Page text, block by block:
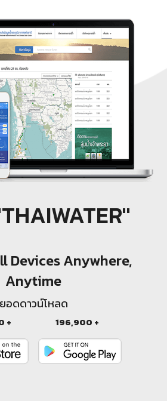
Devices Anywhere,
Anytime
ยอดดาวน์โหลด
+ 196,900 +